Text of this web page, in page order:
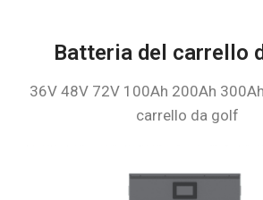
Batteria del carrello
36V 48V 72V 100Ah 200Ah
carrello da golf